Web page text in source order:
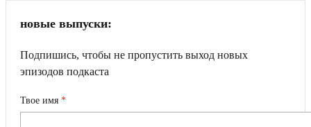
новые выпуски:
Подпишись, чтобы не пропустить выход новых
эпизодов подкаста
Твое имя